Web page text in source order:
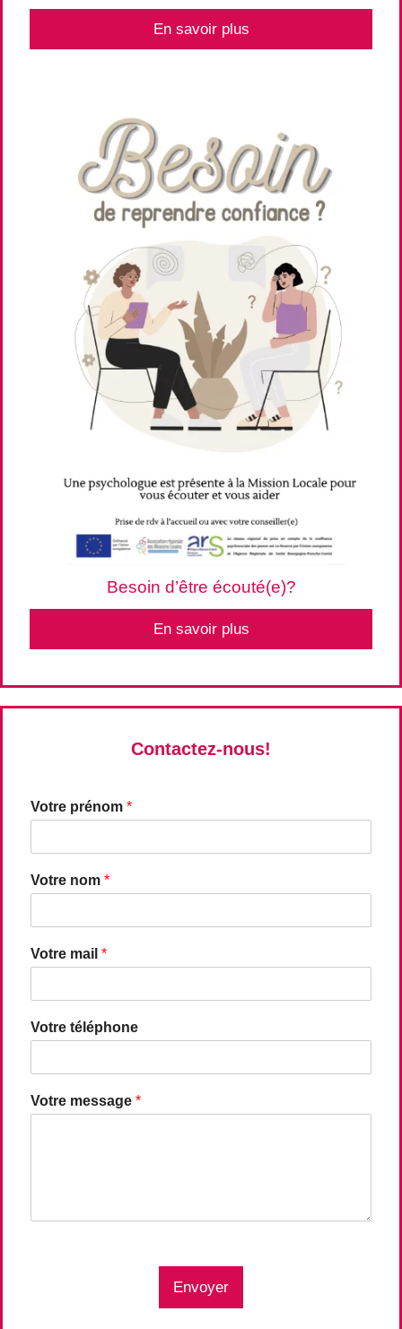
En savoir plus
Besoin d’être écouté(e)?
En savoir plus
Contactez-nous!
Votre prénom *
Votre nom *
Votre mail *
Votre téléphone
Votre message *
Envoyer